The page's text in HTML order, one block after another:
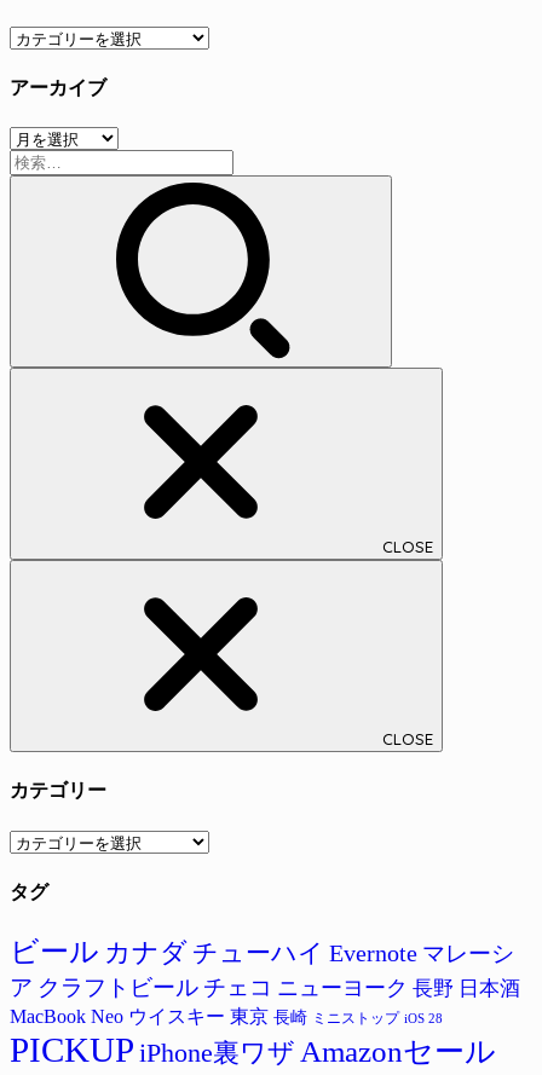
カ
ゴ
ー
アーカイブ
ア
ー
検
索:
CLOSE
CLOSE
カテゴリー
カ
ゴ
ー
タグ
ビール カナダ チューハイ Evernote マレーシ
ア クラフトビール チェコ ニューヨーク 長野 日本酒
MacBook Neo ウイスキー 東京 長崎 ミニストップ iOS 28
PICKUP iPhone裏ワザ Amazonセール